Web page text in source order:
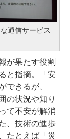
通信サービス
が果たす役割
と指摘。「安
できるが、
の状況や知り
て不安が解消
、技術の進歩
たとえば「災